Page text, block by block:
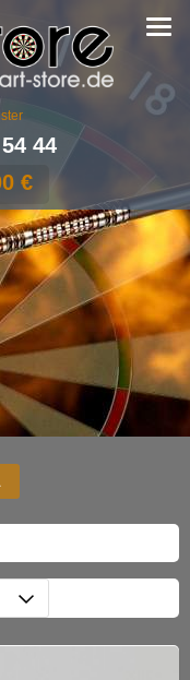
44
€